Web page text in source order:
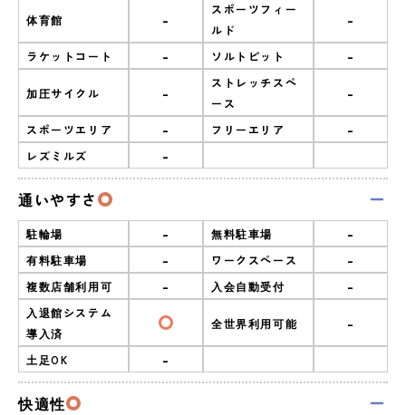
体育館 -
スポーツフィー
ルド
-
ラケットコート - ソルトピット -
加圧サイクル -
ストレッチスペ
ース
-
スポーツエリア - フリーエリア -
レズミルズ -
通いやすさ
駐輪場 - 無料駐車場 -
有料駐車場 - ワークスペース -
複数店舗利用可 - 入会自動受付 -
入退館システム
導入済
全世界利用可能 -
土足OK -
快適性